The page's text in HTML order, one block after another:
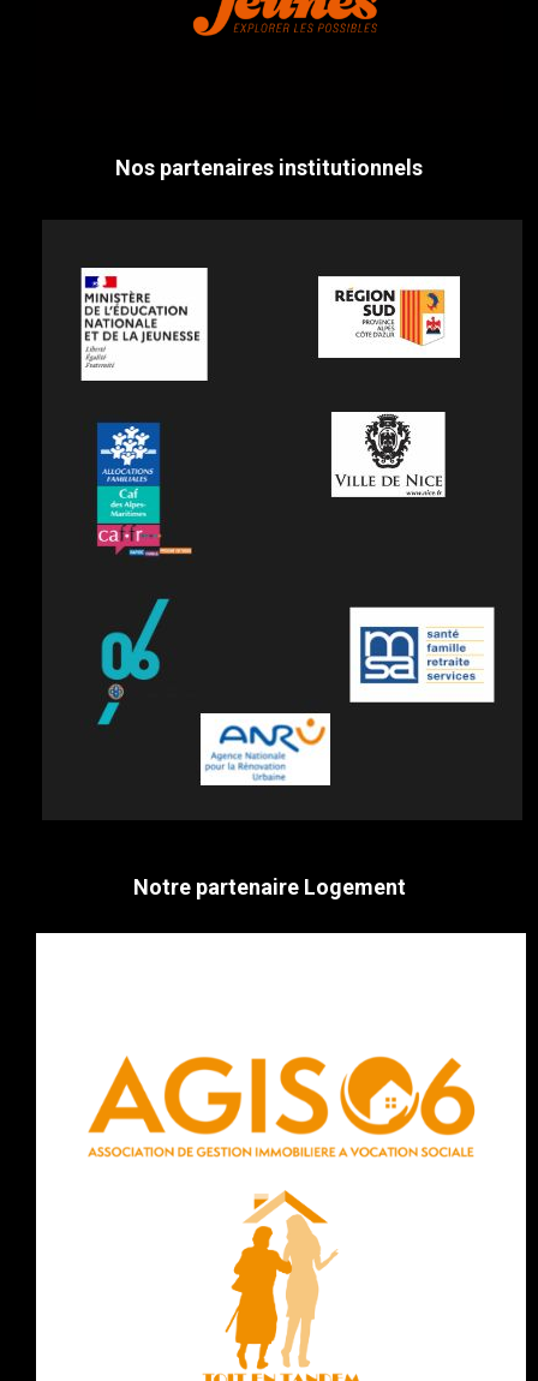
Nos partenaires institutionnels
Notre partenaire Logement